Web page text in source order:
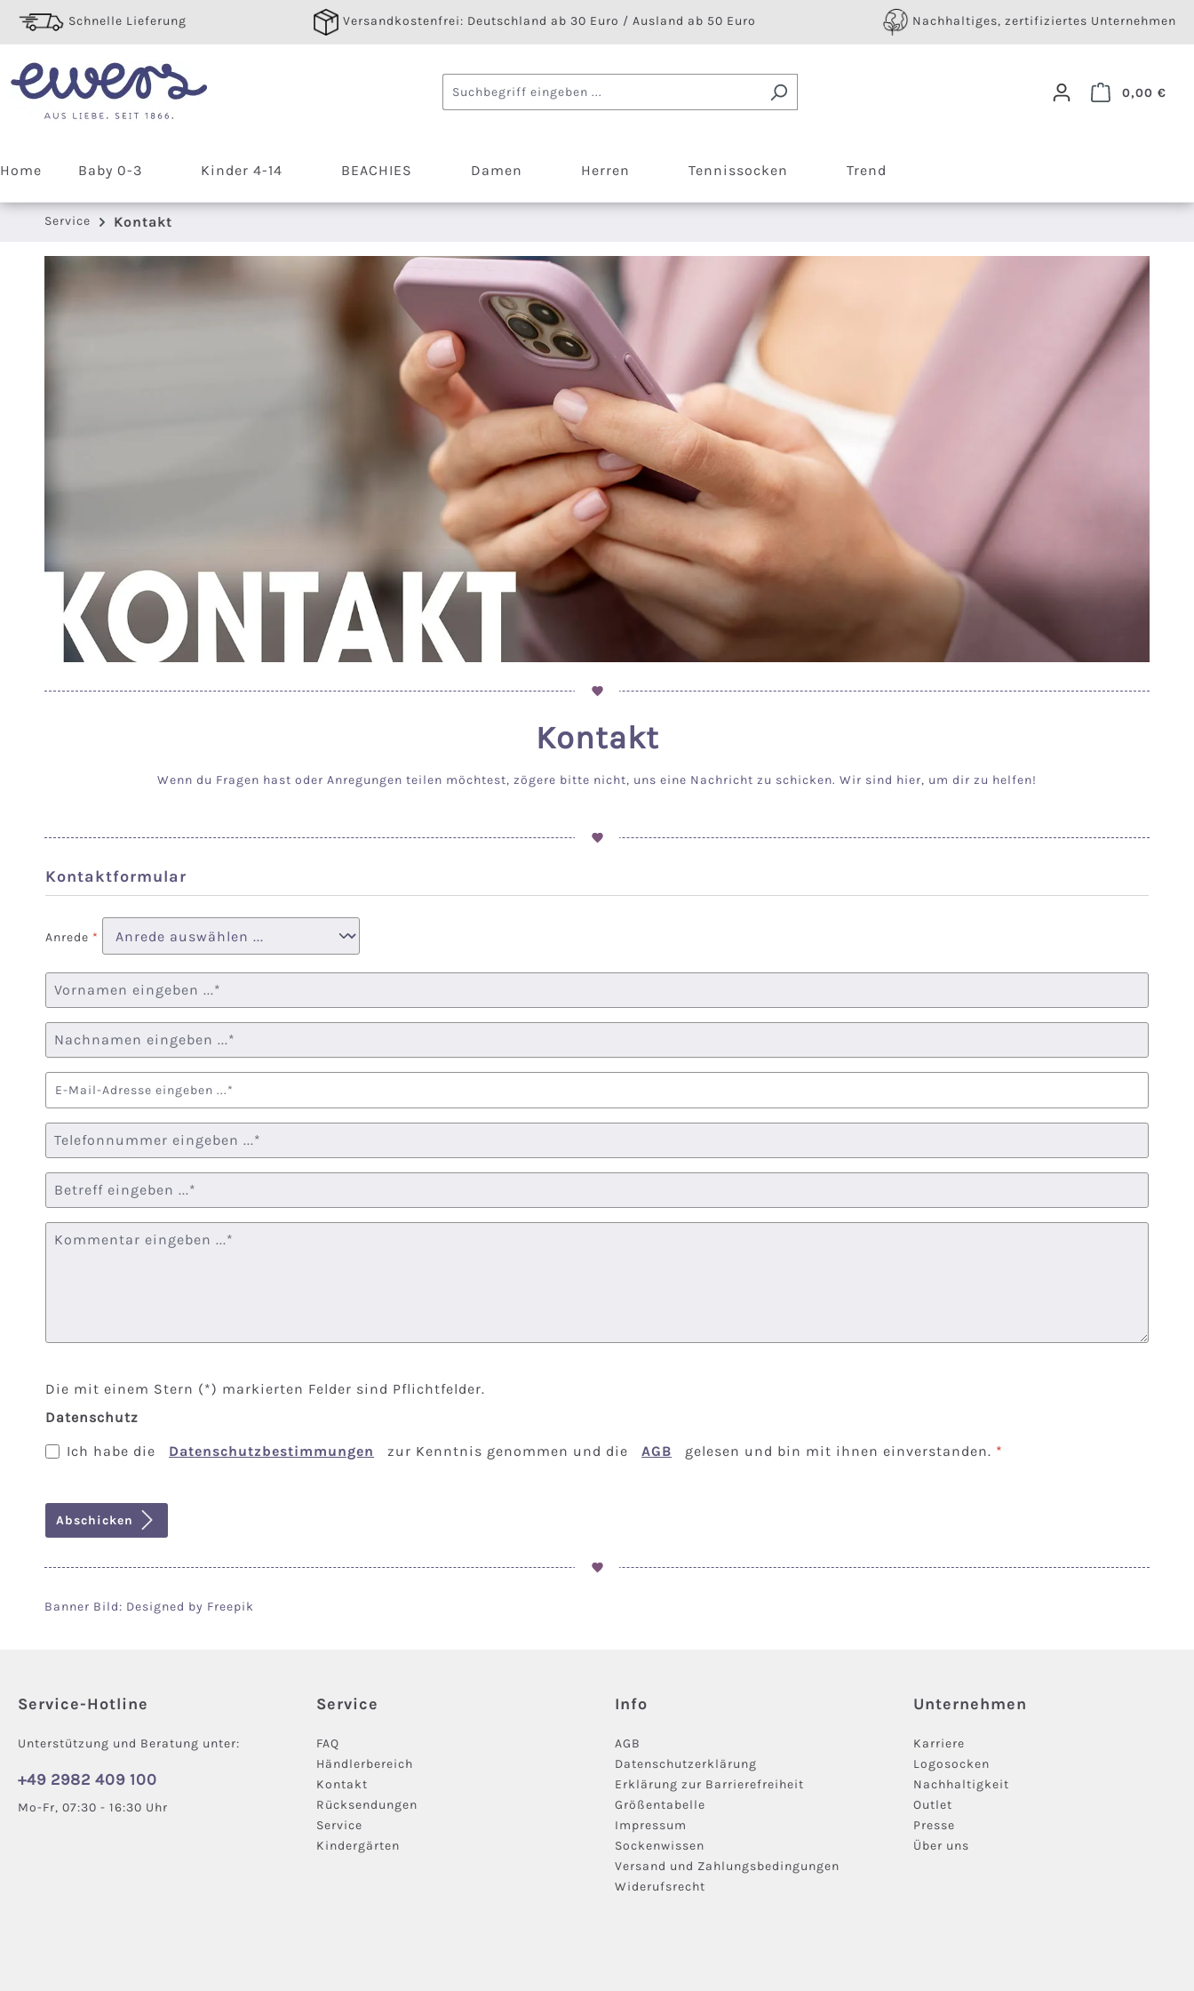
Hauptinhalt springen
Zur Suche springen
Zur Hauptnavigation springen
Schnelle Lieferung Versandkostenfrei: Deutschland ab 30 Euro / Ausland ab 50 Euro Nachhaltiges, zertifiziertes Unternehmen
0,00 €
Home Baby 0-3 Kinder 4-14 BEACHIES Damen Herren Tennissocken Trend
Service Kontakt
Kontakt
Wenn du Fragen hast oder Anregungen teilen möchtest, zögere bitte nicht, uns eine Nachricht zu schicken. Wir sind hier, um dir zu helfen!
Kontaktformular
Anrede *
Die mit einem Stern (*) markierten Felder sind Pflichtfelder.
Datenschutz
Ich habe die
Datenschutzbestimmungen zur Kenntnis genommen und die AGB gelesen und bin mit ihnen einverstanden. *
Abschicken
Banner Bild: Designed by Freepik
Service-Hotline
Unterstützung und Beratung unter:
+49 2982 409 100
Mo-Fr, 07:30 - 16:30 Uhr
Service
FAQ
Händlerbereich
Kontakt
Rücksendungen
Service
Kindergärten
Info
AGB
Datenschutzerklärung
Erklärung zur Barrierefreiheit
Größentabelle
Impressum
Sockenwissen
Versand und Zahlungsbedingungen
Widerufsrecht
Unternehmen
Karriere
Logosocken
Nachhaltigkeit
Outlet
Presse
Über uns